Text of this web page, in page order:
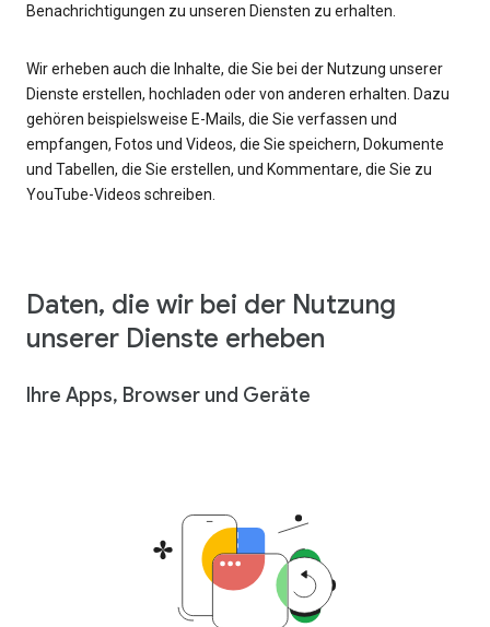
Benachrichtigungen zu unseren Diensten zu erhalten.
Wir erheben auch die Inhalte, die Sie bei der Nutzung unserer
Dienste erstellen, hochladen oder von anderen erhalten. Dazu
gehören beispielsweise E-Mails, die Sie verfassen und
empfangen, Fotos und Videos, die Sie speichern, Dokumente
und Tabellen, die Sie erstellen, und Kommentare, die Sie zu
YouTube-Videos schreiben.
Daten, die wir bei der Nutzung
unserer Dienste erheben
Ihre Apps, Browser und Geräte